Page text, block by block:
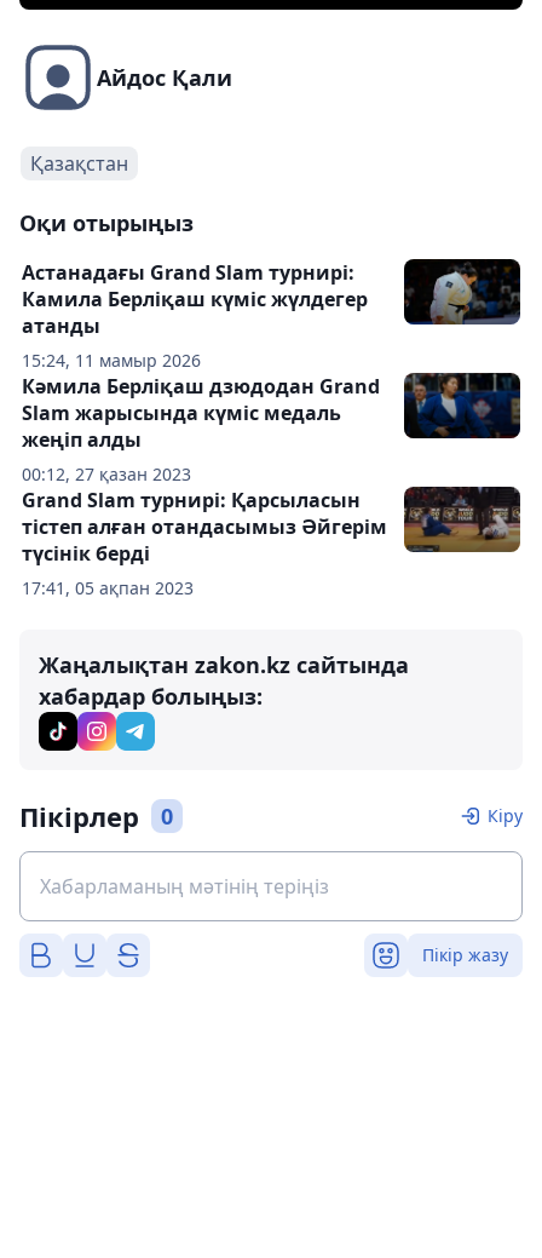
Айдос Қали
Қазақстан
Оқи отырыңыз
15:24, 11 мамыр 2026
Астанадағы Grand Slam турнирі:
Камила Берліқаш күміс жүлдегер
атанды
00:12, 27 қазан 2023
Кәмила Берліқаш дзюдодан Grand
Slam жарысында күміс медаль
жеңіп алды
17:41, 05 ақпан 2023
Grand Slam турнирі: Қарсыласын
тістеп алған отандасымыз Әйгерім
түсінік берді
Жаңалықтан zakon.kz сайтында
хабардар болыңыз:
Пікірлер 0 Кіру
Пікір жазу